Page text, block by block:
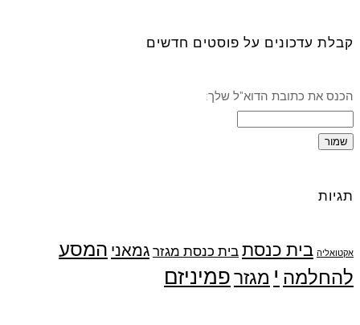
קבלת עדכונים על פוסטים חדשים
הכנס את כתובת הדוא"ל שלך:
תגיות
אקטואליה בית כנסת בית כנסת מגזר גמאני המסע
להחלמה י מגזרפמיניזם